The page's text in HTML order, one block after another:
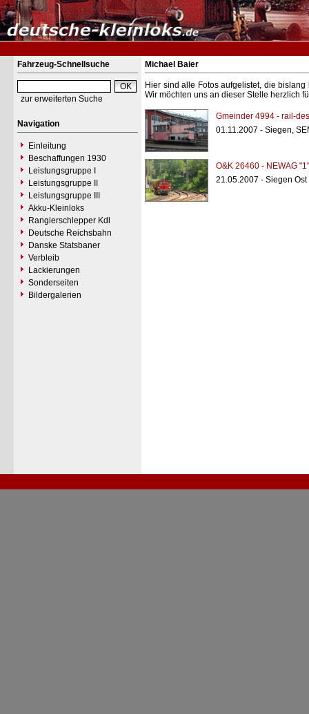
Fahrzeug-Schnellsuche
zur erweiterten Suche
Navigation
Einleitung
Beschaffungen 1930
Leistungsgruppe I
Leistungsgruppe II
Leistungsgruppe III
Akku-Kleinloks
Rangierschlepper Kdl
Deutsche Reichsbahn
Danske Statsbaner
Verbleib
Lackierungen
Sonderseiten
Bildergalerien
Michael Baier
Hier sind alle Fotos aufgelistet, die
Wir möchten uns an dieser Stelle herzlich
Gmeinder 4994 - rail-
01.11.2007 - Siegen,
O&K 26460 - NEWAG "1"
21.05.2007 - Siegen